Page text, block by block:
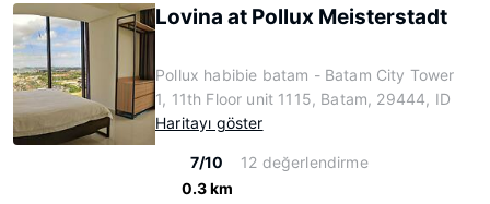
Lovina at Pollux Meisterstadt
Pollux habibie batam - Batam City Tower
1, 11th Floor unit 1115, Batam, 29444, ID
Haritayı göster
7/10
12 değerlendirme
0.3 km